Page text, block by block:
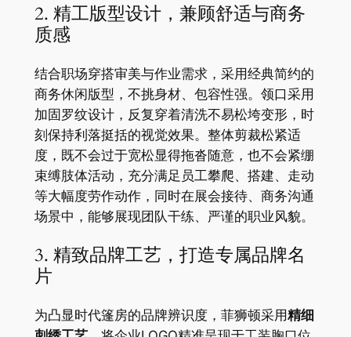
2. 精工版型设计，兼顾舒适与商务
质感
结合职场穿搭审美与作业需求，采用经典简约的
商务休闲版型，不挑身材、包容性强。领口采用
加固罗纹设计，反复穿着清洗不易松垮变形，时
刻保持利落挺括的视觉效果。整体剪裁松紧适
度，既不会过于宽松显得拖沓随意，也不会紧绷
束缚肢体活动，充分满足员工攀爬、搭建、走动
等大幅度劳作动作，同时在展会接待、商务沟通
场景中，能够展现团队干练、严谨的职业风貌。
3. 精致品牌工艺，打造专属品牌名
片
为凸显时代篷房的品牌辨识度，菲狮顿采用精细